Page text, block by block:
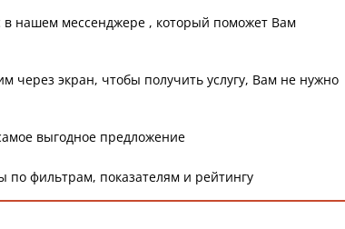
нашем мессенджере , который поможет Вам
через экран, чтобы получить услугу, Вам не нужно
выгодное предложение
фильтрам, показателям и рейтингу